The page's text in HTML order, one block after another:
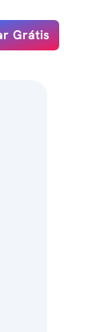
Grátis